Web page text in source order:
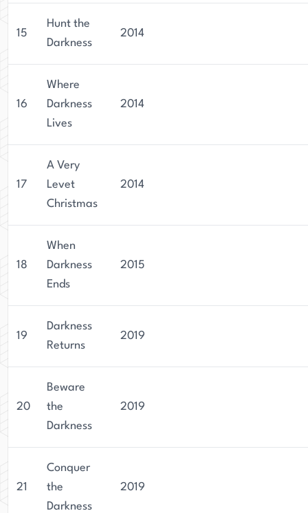
15
Hunt the
Darkness
2014
16
Where
Darkness
Lives
2014
17
A Very
Levet
Christmas
2014
18
When
Darkness
Ends
2015
19
Darkness
Returns
2019
20
Beware
the
Darkness
2019
21
Conquer
the
Darkness
2019